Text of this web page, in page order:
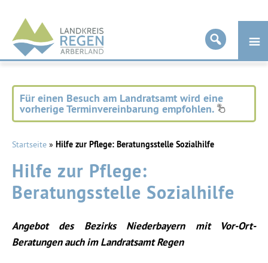
Landkreis
Regen
Für einen Besuch am Landratsamt wird eine
vorherige Terminvereinbarung empfohlen.
Startseite » Hilfe zur Pflege: Beratungsstelle Sozialhilfe
Hilfe zur Pflege:
Beratungsstelle Sozialhilfe
Angebot des Bezirks Niederbayern mit Vor-Ort-
Beratungen auch im Landratsamt Regen